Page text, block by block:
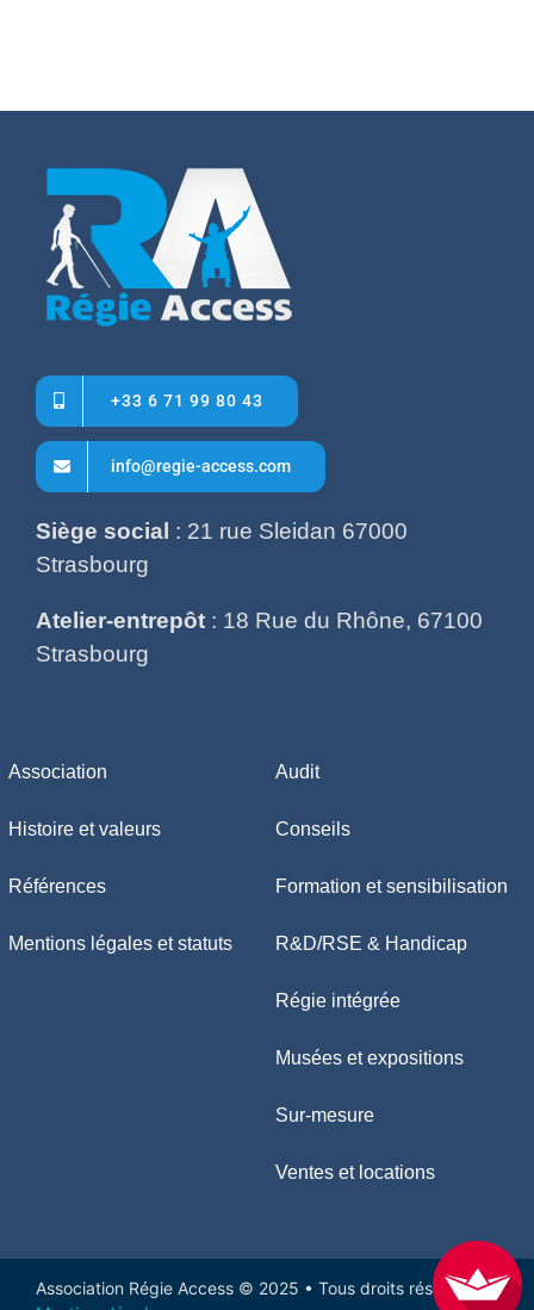
+33 6 71 99 80 43
info@regie-access.com
Siège social : 21 rue Sleidan 67000
Strasbourg
Atelier-entrepôt : 18 Rue du Rhône, 67100
Strasbourg
Association
Histoire et valeurs
Références
Mentions légales et statuts
Audit
Conseils
Formation et sensibilisation
R&D/RSE & Handicap
Régie intégrée
Musées et expositions
Sur-mesure
Ventes et locations
Association Régie Access © 2025 • Tous droits réservés •